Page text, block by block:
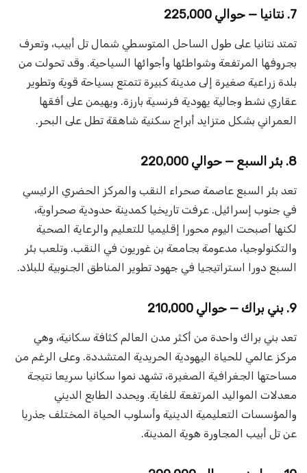
7. نتانيا — حوالي 225,000
تمتد نتانيا على طول الساحل المتوسطي شمال تل أبيب، وتعرف
بجروفها المرتفعة وشواطئها وأجوائها السياحية. وقد تحولت من
بلدة زراعية صغيرة إلى مدينة كبيرة تتمتع بسياحة قوية وتطوير
عقاري نشط وجالية يهودية فرنسية بارزة. ويهيمن على أفقها
العمراني بشكل متزايد أبراج سكنية شاهقة تطل على البحر.
8. بئر السبع — حوالي 220,000
تعد بئر السبع عاصمة صحراء النقب والمركز الحضري الرئيسي
في جنوب إسرائيل. عرفت تاريخيا كمدينة حدودية صحراوية،
لكنها أصبحت اليوم محورا إقليميا للتعليم والرعاية الصحية
والتكنولوجيا، مدعومة بجامعة بن غوريون في النقب. وتلعب بئر
السبع دورا استراتيجيا في جهود تطوير المناطق الجنوبية للبلاد.
9. بني براك — حوالي 210,000
تعد بني براك واحدة من أكثر مدن العالم كثافة سكانية، وهي
مركز عالمي للحياة اليهودية الحريدية المتشددة. وعلى الرغم من
مساحتها الجغرافية الصغيرة، تشهد نموا سكانيا سريعا نتيجة
معدلات المواليد المرتفعة للغاية. ويحدد الطابع الديني
والمؤسسات التعليمية الدينية وأسلوب الحياة المختلف جذريا
عن تل أبيب المجاورة هوية المدينة.